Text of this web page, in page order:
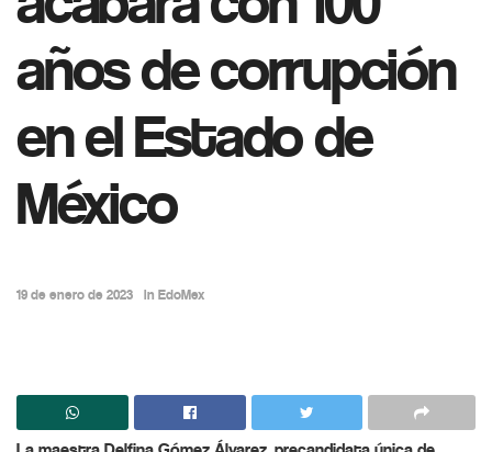
años de corrupción
en el Estado de
México
19 de enero de 2023 in EdoMex